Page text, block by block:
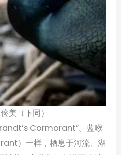
美（下同）
Cormorant”。蓝喉
）一样，栖息于河流、湖